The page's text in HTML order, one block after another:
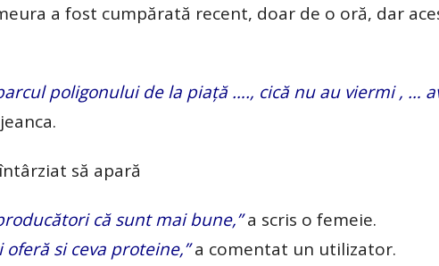
a fost cumpărată recent, doar de o oră, dar
poligonului de la piață …., cică nu au viermi , …
să apară
că sunt mai bune,”a scris o femeie.
si ceva proteine,”a comentat un utilizator.